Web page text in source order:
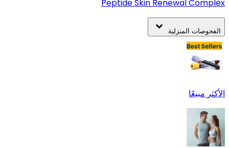
Peptide Skin Renewal Complex
الفحوصات المنزلية
الأكثر مبيعًا